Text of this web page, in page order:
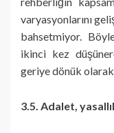
varyasyonlarını
bahsetmiyor.
ikinci kez
geriye dönük
3.5. Adalet,